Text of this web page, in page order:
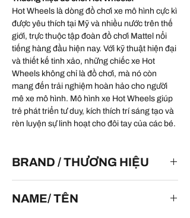
Hot Wheels là dòng đồ chơi xe mô hình cực kì
được yêu thích tại Mỹ và nhiều nước trên thế
giới, trực thuộc tập đoàn đồ chơi Mattel nổi
tiếng hàng đầu hiện nay. Với kỹ thuật hiện đại
và thiết kế tinh xảo, những chiếc xe Hot
Wheels không chỉ là đồ chơi, mà nó còn
mang đến trải nghiệm hoàn hảo cho người
mê xe mô hình. Mô hình xe Hot Wheels giúp
trẻ phát triển tư duy, kích thích trí sáng tạo và
rèn luyện sự linh hoạt cho đôi tay của các bé.
BRAND / THƯƠNG HIỆU
NAME/ TÊN